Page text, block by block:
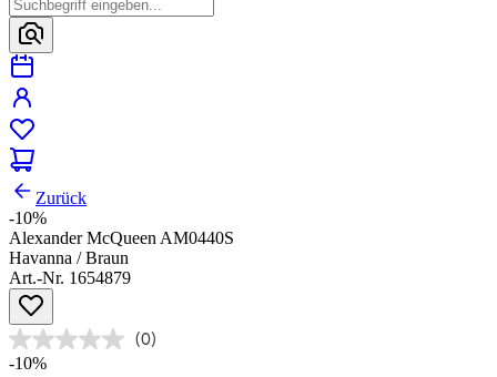
Zurück
-10%
Alexander McQueen AM0440S
Havanna / Braun
Art.-Nr. 1654879
(0)
-10%